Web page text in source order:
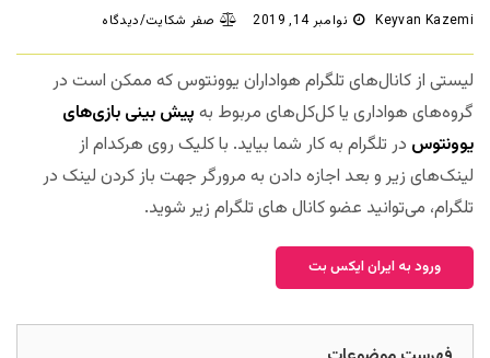
Keyvan Kazemi نوامبر 14, 2019 صفر شکایت/دیدگاه
لیستی از کانال‌های تلگرام هواداران یوونتوس که ممکن است در
گروه‌های هواداری یا کل‌کل‌های مربوط به پیش بینی بازی‌های
یوونتوس در تلگرام به کار شما بیاید. با کلیک روی هرکدام از
لینک‌های زیر و بعد اجازه دادن به مرورگر جهت باز کردن لینک در
تلگرام، می‌توانید عضو کانال های تلگرام زیر شوید.
ورود به ایران ایکس بت